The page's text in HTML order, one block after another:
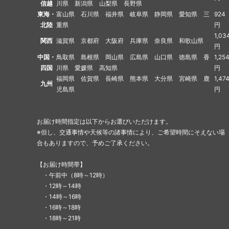
信越 川県 新潟県 山梨県 長野県
東海・
北陸
富山県 石川県 福井県 岐阜県 静岡県 愛知県 三
重県
924
円
関西 滋賀県 京都府 大阪府 兵庫県 奈良県 和歌山県
円
中国・
四国
鳥取県 島根県 岡山県 広島県 山口県 徳島県 香
川県 愛媛県 高知県
1,254
円
九州
福岡県 佐賀県 長崎県 熊本県 大分県 宮崎県 鹿
児島県
1,474
円
お届け時間指定は以下からお選びいただけます。
※但し、交通事情や天候等の諸事情により、ご希望時間にそえない場
合もありますので、予めご了承ください。
【お届け時間帯】
・午前中（8時～12時）
・12時～14時
・14時～16時
・16時～18時
・18時～21時